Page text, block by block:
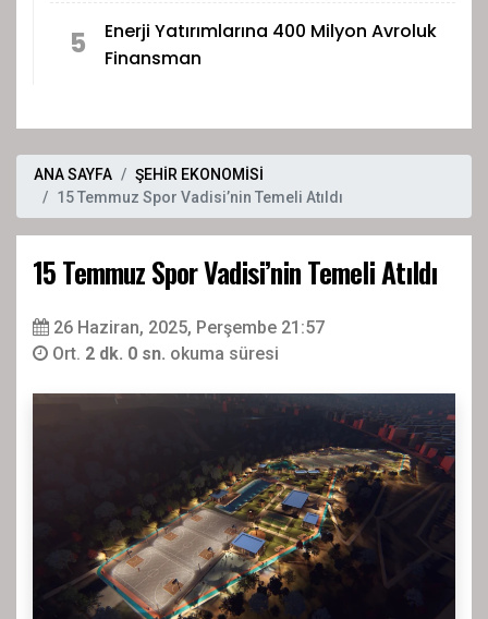
5
Enerji Yatırımlarına 400 Milyon Avroluk
Finansman
ANA SAYFA
ŞEHİR EKONOMİSİ
15 Temmuz Spor Vadisi’nin Temeli Atıldı
15 Temmuz Spor Vadisi’nin Temeli Atıldı
26 Haziran, 2025, Perşembe 21:57
Ort. 2 dk. 0 sn. okuma süresi